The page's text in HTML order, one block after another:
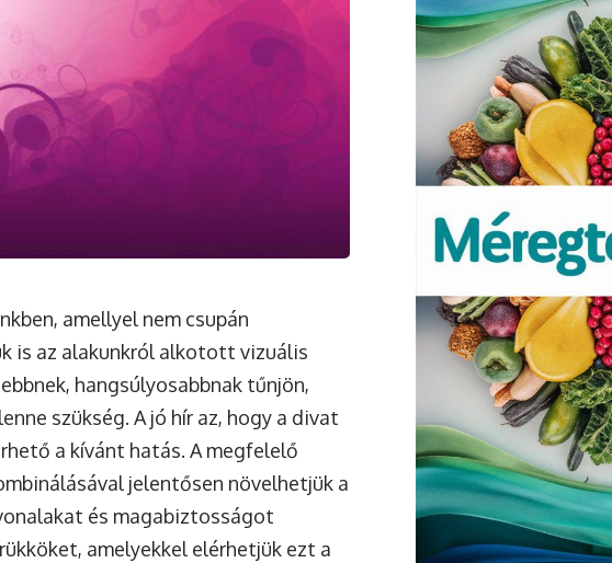
amellyel nem csupán
is az alakunkról alkotott vizuális
hangsúlyosabbnak tűnjön,
szükség. A jó hír az, hogy a divat
a kívánt hatás. A megfelelő
jelentősen növelhetjük a
és magabiztosságot
amelyekkel elérhetjük ezt a